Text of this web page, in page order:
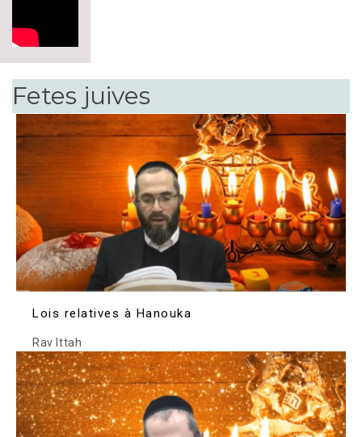
Fetes juives
Lois relatives à Hanouka
Rav Ittah